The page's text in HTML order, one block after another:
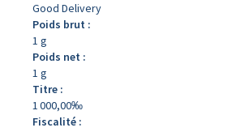
Good Delivery
Poids brut :
1 g
Poids net :
1 g
Titre :
1 000,00‰
Fiscalité :